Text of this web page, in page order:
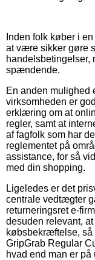
Inden folk køber i
at være sikker gøre
handelsbetingelser,
spændende.
En anden mulighed
virksomheden er
erklæring om at
regler, samt at
af fagfolk som har
reglementet på
assistance, for så
med din shopping.
Ligeledes er det
centrale vedtægter
returneringsret e-
desuden relevant,
købsbekræftelse, så
GripGrab Regular
hvad end man er